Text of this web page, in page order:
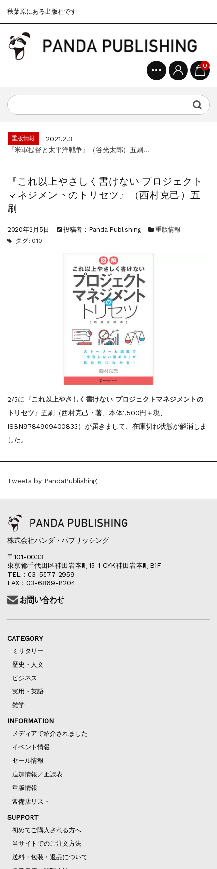
秋葉原にある出版社です
0
『F-2超入門』（関 賢太郎）三刷...
重版情報
2021.3.25
重版情報
2021.2.3
『米軍提督と太平洋戦争』（谷光太郎）五刷...
重版情報
2020.12.18
『日本陸海軍はなぜロジスティクスを軽視し...
重版情報
重版情報
2021.3.25
『〈決定版〉ソ連・ロシア 戦車王国の系譜...
2021.2.3
『米軍提督と太平洋戦争』（谷光太郎）五刷...
2020.12.18
『「砲兵」から見た世界大戦』（古峰文三）...
『日本陸海軍はなぜロジスティクスを軽視し...
『F-2超入門』（関 賢太郎）三刷...
『これ以上やさしく書けない プロジェクト
マネジメントのトリセツ』（西村克己）五
刷
2020年2月5日 投稿者：Panda Publishing
重版情報
タグ: 010
2/5に『これ以上やさしく書けない プロジェクトマネジメントの
トリセツ 』五刷（西村克己・著、本体1,500円＋税、
ISBN9784909400833）が届きまして、在庫切れ状態が解消しま
した。
Tweets by PandaPublishing
株式会社パンダ・パブリッシング
〒101-0033
東京都千代田区神田岩本町15-1 CYK神田岩本町B1F
TEL：03-5577-2959
FAX：03-6869-8204
CATEGORY
ミリタリー
歴史・人文
ビジネス
実用・英語
雑学
INFORMATION
メディアで紹介されました
イベント情報
セール情報
追加情報／正誤表
重版情報
常備店リスト
SUPPORT
初めてご購入される方へ
当サイトでのご注文方法
送料・包装・返品について